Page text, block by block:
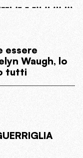
essere
Waugh, lo
tutti